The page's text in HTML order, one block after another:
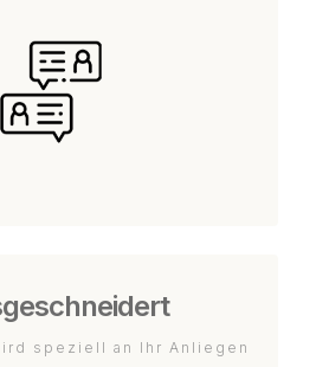
speziell an Ihr Anliegen